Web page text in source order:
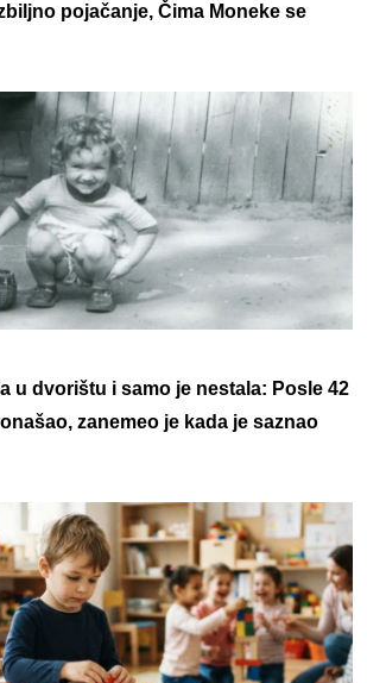
pojačanje, Čima Moneke se
u dvorištu i samo je nestala: Posle 42
zanemeo je kada je saznao